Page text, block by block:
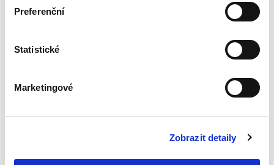
Preferenční
Statistické
Marketingové
Zobrazit detaily
690,00 Kč
Nová monografie se věnuje v české literatuře
dosud opomíjenému výkladu mezinárodních
rozebírá všechny možné aspekty výkladu